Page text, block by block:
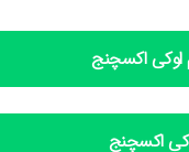
اوکی اکسچنج
اکسچنج